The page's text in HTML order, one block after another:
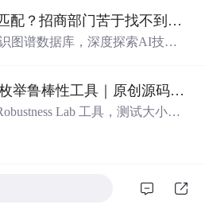
案，推动科技创新与产业创新产业招商如何精准匹配？招商部门苦于找不到符合产业链补链强链方向的目标企业怎么办？.docx
图谱数据库，深度探索AI技术
案，推动科技创新与产业创新大模型工具Schema枚举鲁棒性工具｜原创源码+测试+离线报告
Lab 工具，测试大小
、运行说明、功能清单、MIT
。运行时零第三方依赖，不包含